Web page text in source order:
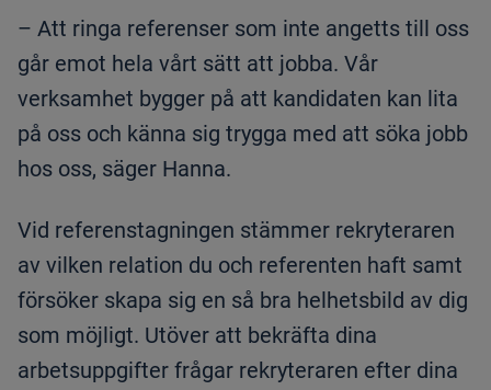
– Att ringa referenser som inte angetts till oss
går emot hela vårt sätt att jobba. Vår
verksamhet bygger på att kandidaten kan lita
på oss och känna sig trygga med att söka jobb
hos oss, säger Hanna.
Vid referenstagningen stämmer rekryteraren
av vilken relation du och referenten haft samt
försöker skapa sig en så bra helhetsbild av dig
som möjligt. Utöver att bekräfta dina
arbetsuppgifter frågar rekryteraren efter dina